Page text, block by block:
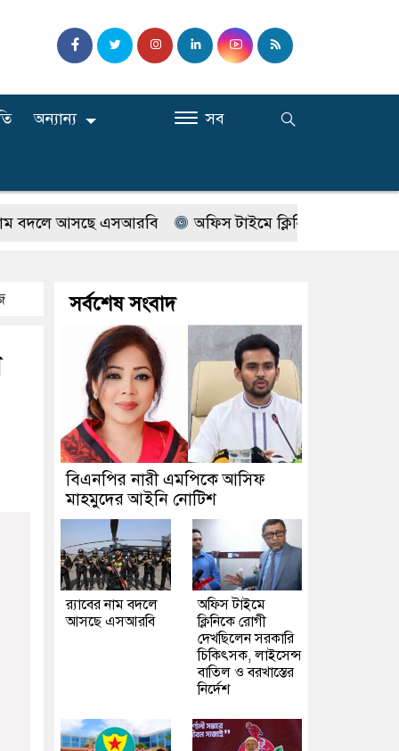
অন্যান্য সব
আসছে এসআরবি অফিস টাইমে ক্লিনিকে রোগী দেখছিলেন
সর্বশেষ সংবাদ
বিএনপির নারী এমপিকে আসিফ
মাহমুদের আইনি নোটিশ
র‍্যাবের নাম বদলে
আসছে এসআরবি
অফিস টাইমে
ক্লিনিকে রোগী
দেখছিলেন সরকারি
চিকিৎসক, লাইসেন্স
বাতিল ও বরখাস্তের
নির্দেশ